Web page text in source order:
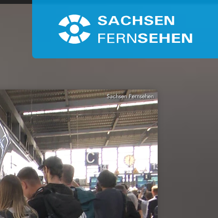
Sachsen Fernsehen